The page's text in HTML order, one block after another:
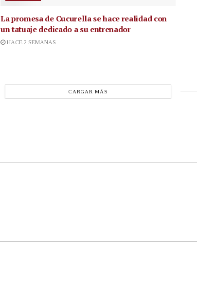
La promesa de Cucurella se hace realidad con
un tatuaje dedicado a su entrenador
HACE 2 SEMANAS
CARGAR MÁS